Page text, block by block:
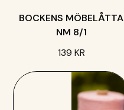
BOCKENS MÖBELÅTTA
NM 8/1
139 KR